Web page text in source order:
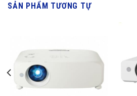
SẢN PHẨM TƯƠNG TỰ